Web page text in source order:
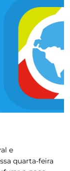
e
quarta-feira